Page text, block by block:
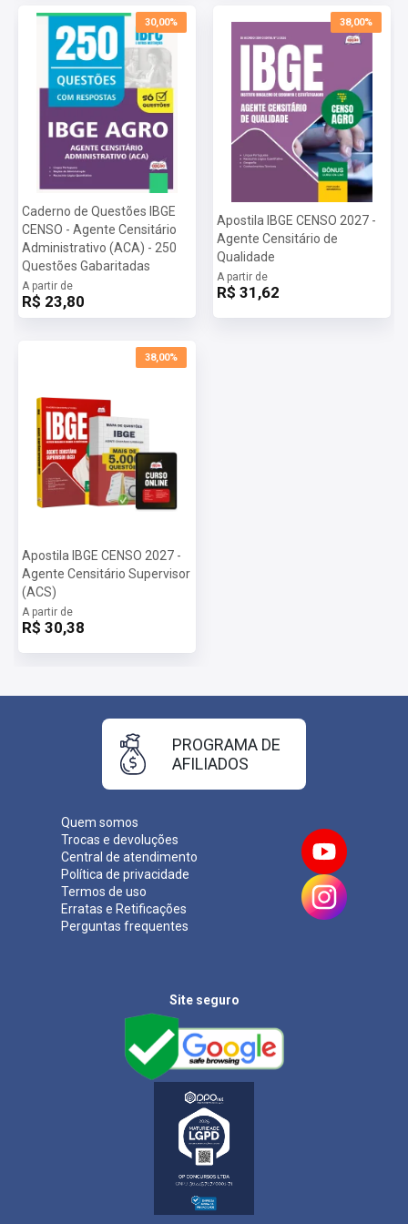
30,00%
Caderno de Questões IBGE
CENSO - Agente Censitário
Administrativo (ACA) - 250
Questões Gabaritadas
A partir de
R$ 23,80
38,00%
Apostila IBGE CENSO 2027 -
Agente Censitário de
Qualidade
A partir de
R$ 31,62
38,00%
Apostila IBGE CENSO 2027 -
Agente Censitário Supervisor
(ACS)
A partir de
R$ 30,38
Quem somos
Trocas e devoluções
Central de atendimento
Política de privacidade
Termos de uso
Erratas e Retificações
Perguntas frequentes
PROGRAMA DE
AFILIADOS
Site seguro